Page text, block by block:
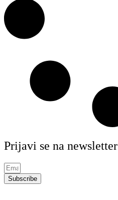
Prijavi se na newsletter
Subscribe